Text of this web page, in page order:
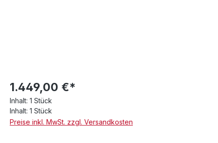
1.449,00 €*
Inhalt: 1 Stück
Inhalt: 1 Stück
Preise inkl. MwSt. zzgl. Versandkosten